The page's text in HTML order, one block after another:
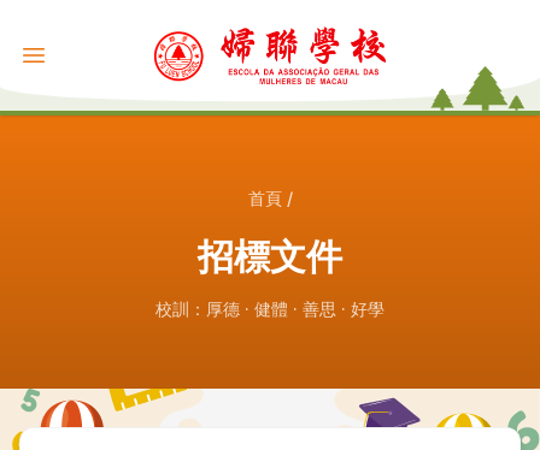
首頁 /
招標文件
校訓：厚德 · 健體 · 善思 · 好學